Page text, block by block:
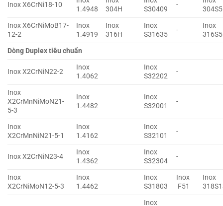
Inox X6CrNi18-10
1.4948
304H
S30409
-
Inox X6CrNiMoB17-
12-2
Inox
1.4919
Inox
316H
Inox
S31635
-
Inox
Dòng Duplex tiêu chuẩn
Inox X2CrNiN22-2
Inox
1.4062
Inox
S32202
-
Inox
X2CrMnNiMoN21-
5-3
Inox
1.4482
Inox
S32001
-
Inox
X2CrMnNiN21-5-1
Inox
1.4162
Inox
S32101
-
Inox X2CrNiN23-4
Inox
1.4362
Inox
S32304
-
Inox
X2CrNiMoN12-5-3
Inox
1.4462
Inox
S31803
Inox
F51
Inox
Inox